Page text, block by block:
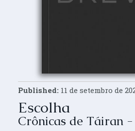
Published: 11 de setembro de
Escolha
Crônicas de Táiran -